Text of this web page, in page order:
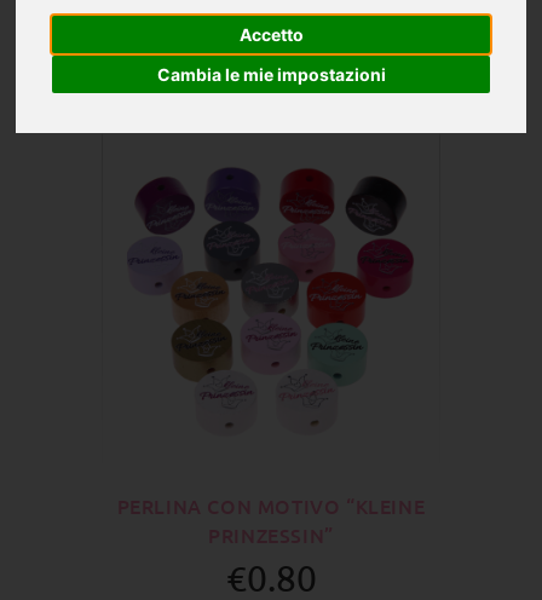
Accetto
Cambia le mie impostazioni
i tuoi motivi.
€0.80